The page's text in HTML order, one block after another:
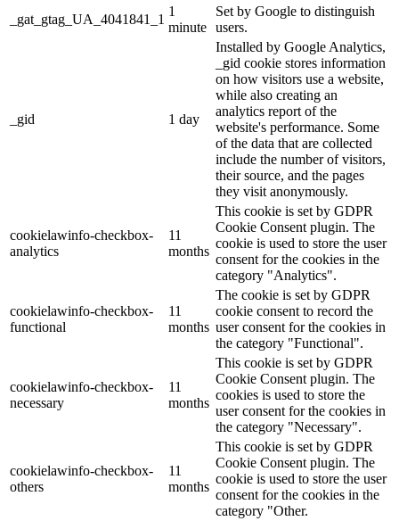
_gat_gtag_UA_4041841_1
1
minute
Set by Google to distinguish
users.
_gid 1 day
Installed by Google Analytics,
_gid cookie stores information
on how visitors use a website,
while also creating an
analytics report of the
website's performance. Some
of the data that are collected
include the number of visitors,
their source, and the pages
they visit anonymously.
cookielawinfo-checkbox-
analytics
11
months
This cookie is set by GDPR
Cookie Consent plugin. The
cookie is used to store the user
consent for the cookies in the
category "Analytics".
cookielawinfo-checkbox-
functional
11
months
The cookie is set by GDPR
cookie consent to record the
user consent for the cookies in
the category "Functional".
cookielawinfo-checkbox-
necessary
11
months
This cookie is set by GDPR
Cookie Consent plugin. The
cookies is used to store the
user consent for the cookies in
the category "Necessary".
cookielawinfo-checkbox-
others
11
months
This cookie is set by GDPR
Cookie Consent plugin. The
cookie is used to store the user
consent for the cookies in the
category "Other.